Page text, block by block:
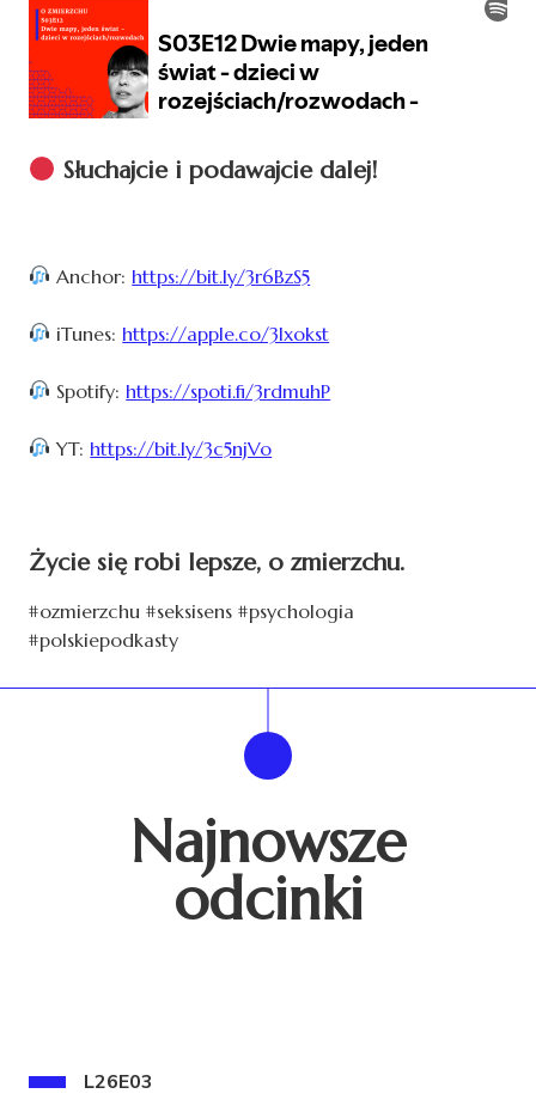
Słuchajcie i podawajcie dalej!
Anchor: https://bit.ly/3r6BzS5
iTunes: https://apple.co/3lxokst
Spotify: https://spoti.fi/3rdmuhP
YT: https://bit.ly/3c5njVo
Życie się robi lepsze, o zmierzchu.
#ozmierzchu #seksisens #psychologia
#polskiepodkasty
Najnowsze
odcinki
L26E03